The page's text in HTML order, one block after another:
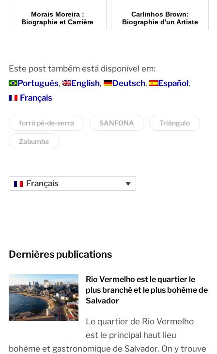
Morais Moreira :
Biographie et Carrière
Carlinhos Brown:
Biographie d'un Artiste
Este post também está disponível em:
Português
English Deutsch
Español
Français
forró pé-de-serra SANFONA Triângulo
Zabumba
Français
Dernières publications
Rio Vermelho est le quartier le
plus branché et le plus bohème de
Salvador
Le quartier de Rio Vermelho
est le principal haut lieu
bohème et gastronomique de Salvador. On y trouve